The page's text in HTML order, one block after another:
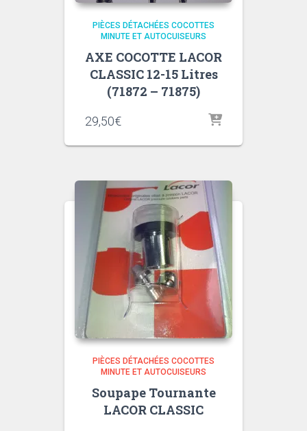
PIÈCES DÉTACHÉES COCOTTES
MINUTE ET AUTOCUISEURS
AXE COCOTTE LACOR
CLASSIC 12-15 Litres
(71872 – 71875)
29,50€
PIÈCES DÉTACHÉES COCOTTES
MINUTE ET AUTOCUISEURS
Soupape Tournante
LACOR CLASSIC